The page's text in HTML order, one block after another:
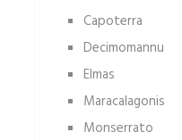
Capoterra
Decimomannu
Elmas
Maracalagonis
Monserrato